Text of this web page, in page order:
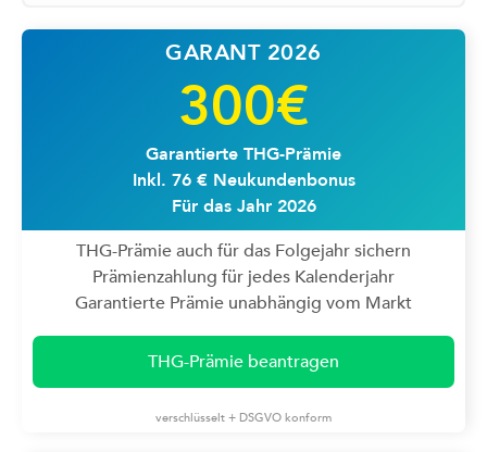
GARANT 2026
300€
Garantierte THG-Prämie
Inkl. 76 € Neukundenbonus
Für das Jahr 2026
THG-Prämie auch für das Folgejahr sichern
Prämienzahlung für jedes Kalenderjahr
Garantierte Prämie unabhängig vom Markt
THG-Prämie beantragen
verschlüsselt + DSGVO konform